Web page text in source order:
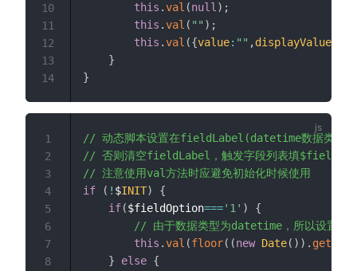
this .val (null) ;
this .val ( "" ) ;
this .val ({value: "" ,displayValue
}
}
10
11
12
13
14
// 动态脚本设置在fieldLabel(datetime数据类型
// 否则清空fieldLabel，触发字段列表填
// 注意使用val方法时应避免初始化时候使用
if
( ! $INIT)
{
if($fieldOption==='1' )
{
// 由于数据类型为datetime，所以设置时
this .val (floor( (new Date( ) ) . getTime
}
else {
1
2
3
4
5
6
7
8